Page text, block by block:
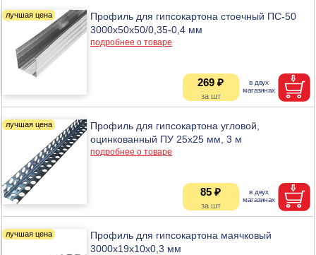
Профиль для гипсокартона стоечный ПС-50
3000х50х50/0,35-0,4 мм
подробнее о товаре
269 ₽
Профиль для гипсокартона угловой,
оцинкованный ПУ 25х25 мм, 3 м
подробнее о товаре
85 ₽
Профиль для гипсокартона маячковый
3000х19х10х0,3 мм